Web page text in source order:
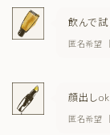
飲んで
匿名希望
顔出し
匿名希望